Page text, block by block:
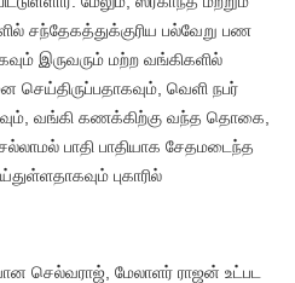
சந்தேகத்துக்குரிய பல்வேறு பண
இருவரும் மற்ற வங்கிகளில்
வெளி நபர்
வங்கி கணக்கிற்கு வந்த தொகை,
பாதி பாதியாக சேதமடைந்த
புகாரில்
செல்வராஜ், மேலாளர் ராஜன் உட்பட